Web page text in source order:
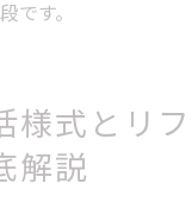
です。
様式とリ
解説